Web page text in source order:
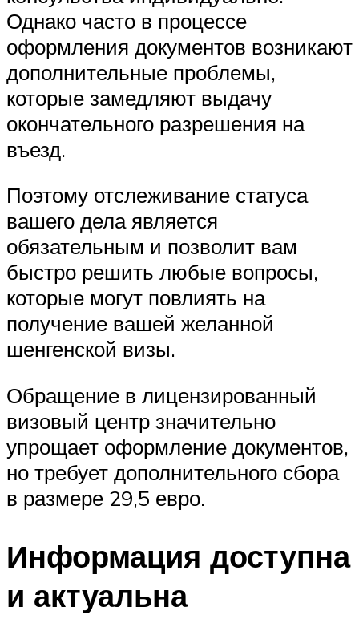
Однако часто в процессе
оформления документов возникают
дополнительные проблемы,
которые замедляют выдачу
окончательного разрешения на
въезд.
Поэтому отслеживание статуса
вашего дела является
обязательным и позволит вам
быстро решить любые вопросы,
которые могут повлиять на
получение вашей желанной
шенгенской визы.
Обращение в лицензированный
визовый центр значительно
упрощает оформление документов,
но требует дополнительного сбора
в размере 29,5 евро.
Информация доступна
и актуальна